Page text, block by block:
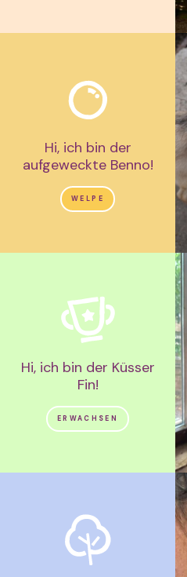
Hi, ich bin der
aufgeweckte Benno!
WELPE
Hi, ich bin der Küsser
Fin!
ERWACHSEN